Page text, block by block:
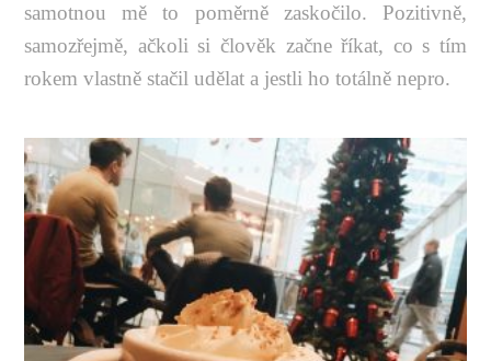
samotnou mě to poměrně zaskočilo. Pozitivně,
samozřejmě, ačkoli si člověk začne říkat, co s tím
rokem vlastně stačil udělat a jestli ho totálně nepro.